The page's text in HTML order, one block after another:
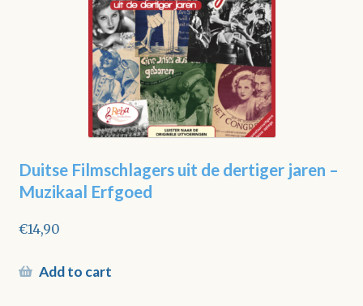
Duitse Filmschlagers uit de dertiger jaren –
Muzikaal Erfgoed
€14,90
Add to cart